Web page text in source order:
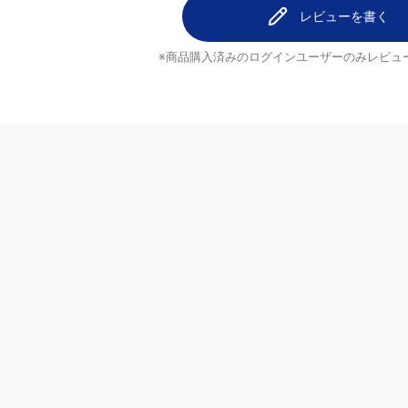
レビューを書く
※商品購入済みのログインユーザーのみ レビュ